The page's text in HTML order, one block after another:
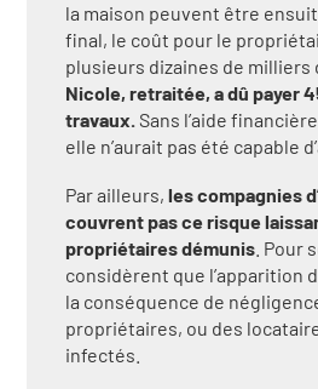
la maison peuvent être
final, le coût pour le
plusieurs dizaines de milliers
Nicole, retraitée, a dû payer
travaux. Sans l’aide
elle n’aurait pas été capable
Par ailleurs,les compagnies
couvrent pas ce risque
propriétaires démunis . Pour
considèrent que l’apparition
la conséquence de
propriétaires, ou des
infectés.